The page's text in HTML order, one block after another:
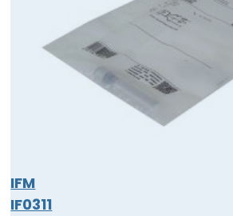
IFM
IF0311